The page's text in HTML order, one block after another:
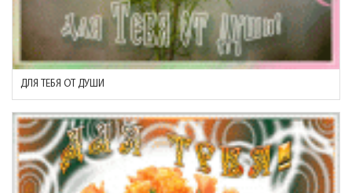
ДЛЯ ТЕБЯ ОТ ДУШИ